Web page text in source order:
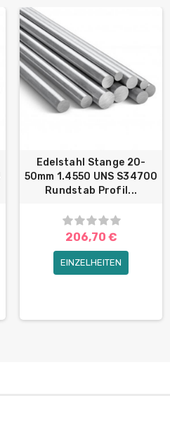
Edelstahl Stange 20-
50mm 1.4550 UNS S34700
Rundstab Profil...
206,70 €
EINZELHEITEN